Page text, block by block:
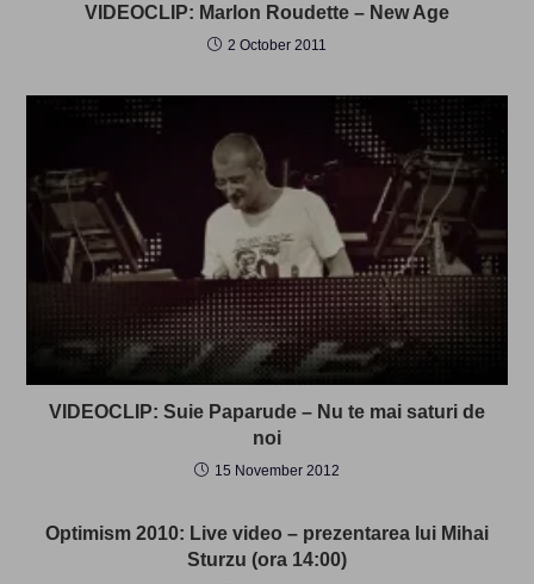
VIDEOCLIP: Marlon Roudette – New Age
2 October 2011
VIDEOCLIP: Suie Paparude – Nu te mai saturi de
noi
15 November 2012
Optimism 2010: Live video – prezentarea lui Mihai
Sturzu (ora 14:00)